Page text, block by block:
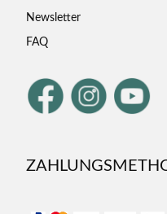
Newsletter
FAQ